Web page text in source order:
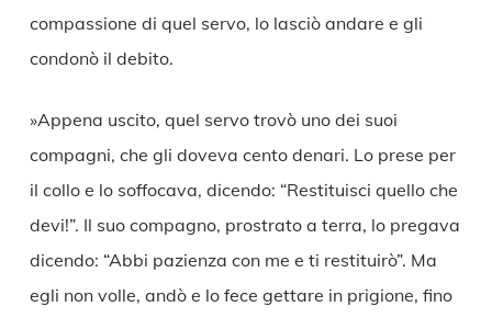
compassione di quel servo, lo lasciò andare e gli
condonò il debito.
»Appena uscito, quel servo trovò uno dei suoi
compagni, che gli doveva cento denari. Lo prese per
il collo e lo soffocava, dicendo: “Restituisci quello che
devi!”. Il suo compagno, prostrato a terra, lo pregava
dicendo: “Abbi pazienza con me e ti restituirò”. Ma
egli non volle, andò e lo fece gettare in prigione, fino